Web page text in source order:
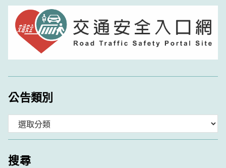
公告類別
類
搜尋